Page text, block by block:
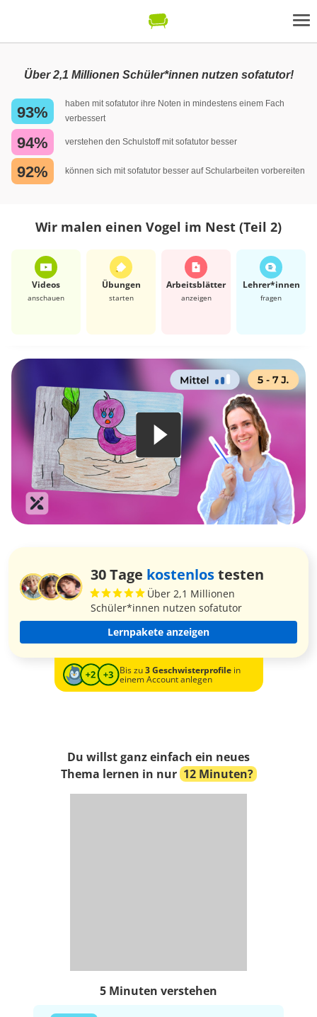
Über 2,1 Millionen Schüler*innen nutzen sofatutor!
93%
haben mit sofatutor ihre Noten in mindestens einem Fach
verbessert
94% verstehen den Schulstoff mit sofatutor besser
92% können sich mit sofatutor besser auf Schularbeiten vorbereiten
Wir malen einen Vogel im Nest (Teil 2)
Videos
anschauen
Übungen
starten
Arbeits­blätter
anzeigen
Lehrer*​innen
fragen
30 Tage kostenlostesten
Über 2,1 Millionen
Schüler*innen nutzen sofatutor
Lernpakete anzeigen
Bis zu3 Geschwisterprofilein
einem Account anlegen
Du willst ganz einfach ein neues
Thema lernen in nur 12 Minuten?
5 Minuten verstehen